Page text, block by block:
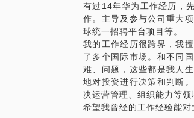
如何分析判断自己的性
如何就面试求职进行有
知名企业（如华为、腾
......
约我之前欢迎阅读前期
2004年：
《写给求职路口的你》
，在全国各高校BBS被
百度搜索到文章全文。
有过14年华为工作经历，
作。主导及参与公司重大
球统一招聘平台项目等。
我的工作经历很跨界，我
了多个国际市场。和不同
难、问题，这些都是我人
地对投资进行决策和判断
决运营管理、组织能力等领
希望我曾经的工作经验能对